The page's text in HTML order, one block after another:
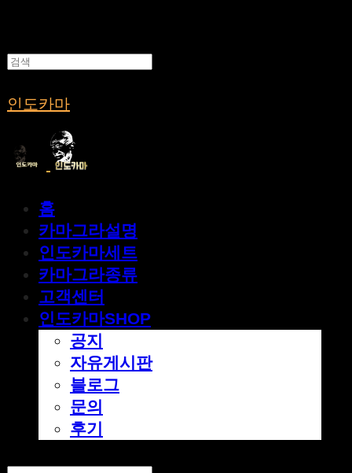
인도카마
홈
카마그라설명
인도카마세트
카마그라종류
고객센터
인도카마SHOP
공지
자유게시판
블로그
문의
후기